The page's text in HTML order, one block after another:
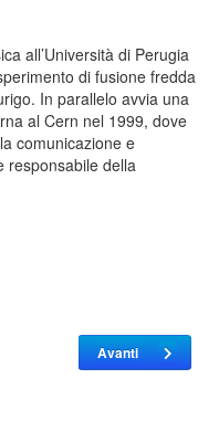
all’Università di Perugia
di fusione fredda
In parallelo avvia una
al Cern nel 1999, dove
comunicazione e
responsabile della
Articolo successivo:
Avanti